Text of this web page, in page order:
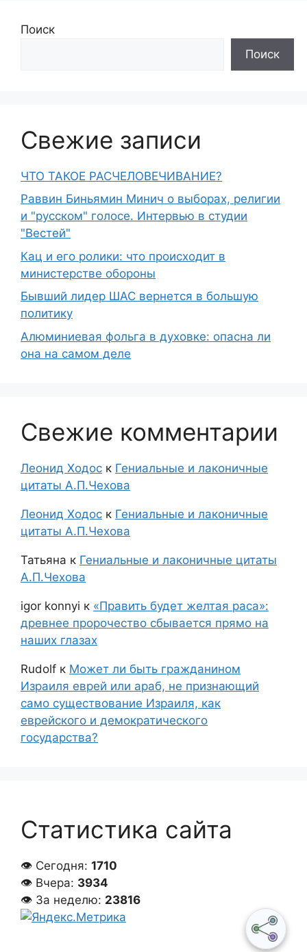
Поиск
Поиск
Свежие записи
ЧТО ТАКОЕ РАСЧЕЛОВЕЧИВАНИЕ?
Раввин Биньямин Минич о выборах, религии
и "русском" голосе. Интервью в студии
"Вестей"
Кац и его ролики: что происходит в
министерстве обороны
Бывший лидер ШАС вернется в большую
политику
Алюминиевая фольга в духовке: опасна ли
она на самом деле
Свежие комментарии
Леонид Ходос к Гениальные и лаконичные
цитаты А.П.Чехова
Леонид Ходос к Гениальные и лаконичные
цитаты А.П.Чехова
Татьяна к Гениальные и лаконичные цитаты
А.П.Чехова
igor konnyi к «Править будет желтая раса»:
древнее пророчество сбывается прямо на
наших глазах
Rudolf к Может ли быть гражданином
Израиля еврей или араб, не признающий
само существование Израиля, как
еврейского и демократического
государства?
Статистика сайта
👁 Сегодня: 1710
👁 Вчера: 3934
👁 За неделю: 23816